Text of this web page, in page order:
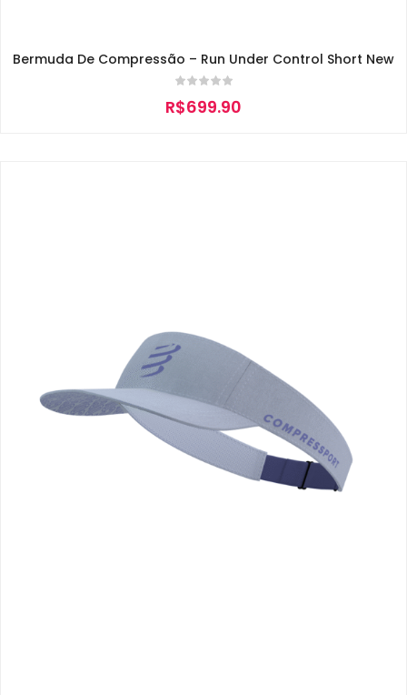
Bermuda De Compressão – Run Under Control Short New
R$699.90